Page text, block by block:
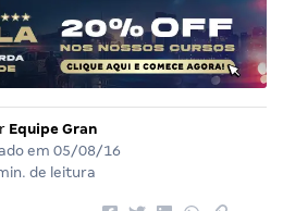
Equipe Gran
em 05/08/16
de leitura